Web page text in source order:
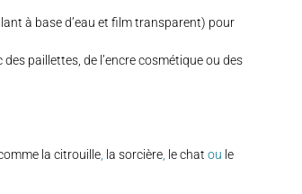
à base d’eau et film transparent) pour
paillettes, de l’encre cosmétique ou des
la citrouille, la sorcière, le chat ou le